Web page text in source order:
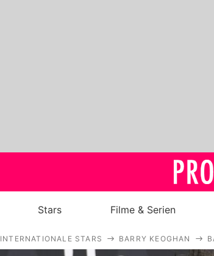
Stars Filme & Serien
INTERNATIONALE STARS BARRY KEOGHAN